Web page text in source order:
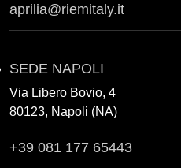
aprilia@riemitaly.it
SEDE NAPOLI
Via Libero Bovio, 4
80123, Napoli (NA)
+39 081 177 65443